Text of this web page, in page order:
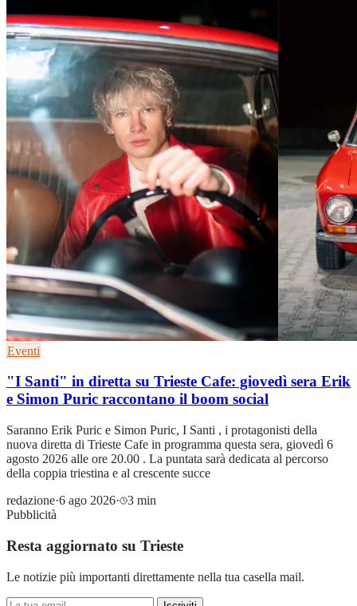
Eventi
"I Santi" in diretta su Trieste Cafe: giovedì sera Erik
e Simon Puric raccontano il boom social
Saranno Erik Puric e Simon Puric, I Santi , i protagonisti della
nuova diretta di Trieste Cafe in programma questa sera, giovedì 6
agosto 2026 alle ore 20.00 . La puntata sarà dedicata al percorso
della coppia triestina e al crescente succe
redazione·6 ago 2026·
3 min
Pubblicità
Resta aggiornato su Trieste
Le notizie più importanti direttamente nella tua casella mail.